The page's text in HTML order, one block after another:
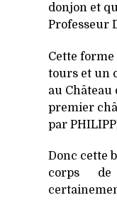
donjon et
Professeur
Cette
tours et un
au Château
premier
par
Donc cette
corps